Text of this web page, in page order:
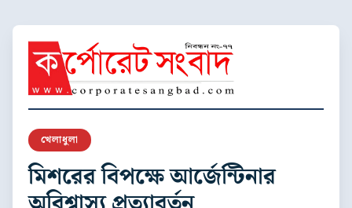
খেলাধুলা
মিশরের বিপক্ষে আর্জেন্টিনার